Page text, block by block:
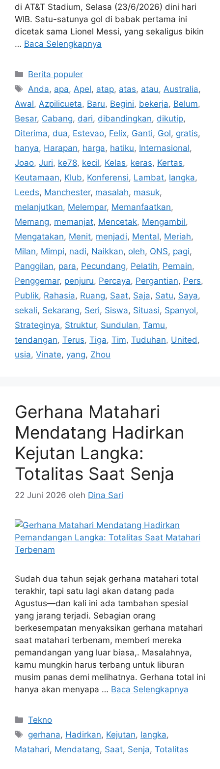
di AT&T Stadium, Selasa (23/6/2026) dini hari
WIB. Satu-satunya gol di babak pertama ini
dicetak sama Lionel Messi, yang sekaligus bikin
… Baca Selengkapnya
Kategori
Berita populer
Tag
Anda, apa, Apel, atap, atas, atau, Australia,
Awal, Azpilicueta, Baru, Begini, bekerja, Belum,
Besar, Cabang, dari, dibandingkan, dikutip,
Diterima, dua, Estevao, Felix, Ganti, Gol, gratis,
hanya, Harapan, harga, hatiku, Internasional,
Joao, Juri, ke78, kecil, Kelas, keras, Kertas,
Keutamaan, Klub, Konferensi, Lambat, langka,
Leeds, Manchester, masalah, masuk,
melanjutkan, Melempar, Memanfaatkan,
Memang, memanjat, Mencetak, Mengambil,
Mengatakan, Menit, menjadi, Mental, Meriah,
Milan, Mimpi, nadi, Naikkan, oleh, ONS, pagi,
Panggilan, para, Pecundang, Pelatih, Pemain,
Penggemar, penjuru, Percaya, Pergantian, Pers,
Publik, Rahasia, Ruang, Saat, Saja, Satu, Saya,
sekali, Sekarang, Seri, Siswa, Situasi, Spanyol,
Strateginya, Struktur, Sundulan, Tamu,
tendangan, Terus, Tiga, Tim, Tuduhan, United ,
usia, Vinate, yang, Zhou
Gerhana Matahari
Mendatang Hadirkan
Kejutan Langka:
Totalitas Saat Senja
22 Juni 2026 oleh Dina Sari
Sudah dua tahun sejak gerhana matahari total
terakhir, tapi satu lagi akan datang pada
Agustus—dan kali ini ada tambahan spesial
yang jarang terjadi. Sebagian orang
berkesempatan menyaksikan gerhana matahari
saat matahari terbenam, memberi mereka
pemandangan yang luar biasa,. Masalahnya,
kamu mungkin harus terbang untuk liburan
musim panas demi melihatnya. Gerhana total ini
hanya akan menyapa … Baca Selengkapnya
Kategori
Tekno
Tag
gerhana, Hadirkan, Kejutan, langka,
Matahari, Mendatang, Saat, Senja, Totalitas